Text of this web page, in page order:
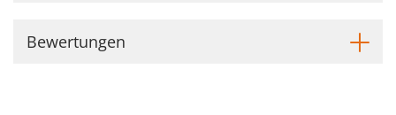
Bewertungen